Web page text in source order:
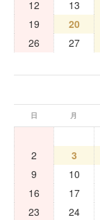
12
13
19
20
26
27
日 月
2
3
9
10
16
17
23
24